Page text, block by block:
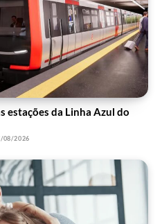
estações da Linha Azul do
08/2026